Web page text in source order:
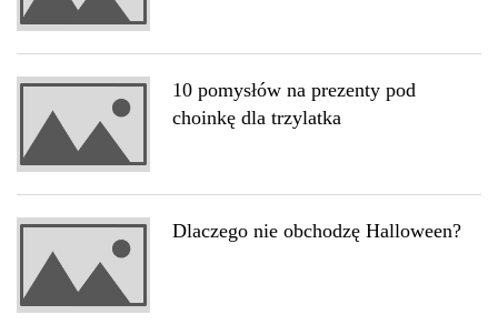
10 pomysłów na prezenty pod
choinkę dla trzylatka
Dlaczego nie obchodzę Halloween?